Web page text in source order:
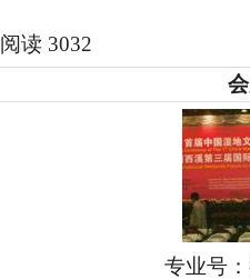
阅读 3032
专业号：